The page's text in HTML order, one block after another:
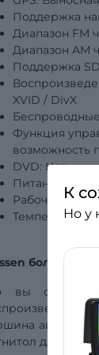
Поддержка
Диапазон FM
Диапазон АМ
Поддержка
XVID / DivX
Беспроводные
Функция
возможность
DVD: Нет
Питание: DC
Рабочая
Температура
больше,
вы
айсберга,
для
К
Но у